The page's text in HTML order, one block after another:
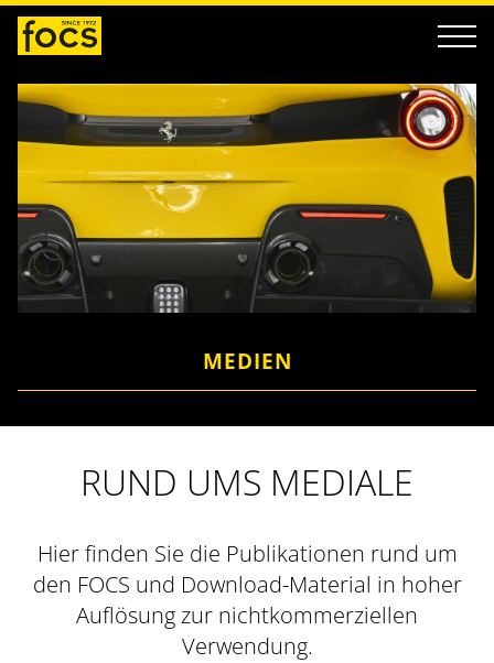
MEDIEN
RUND UMS MEDIALE
Hier finden Sie die Publikationen rund um
den FOCS und Download-Material in hoher
Auflösung zur nichtkommerziellen
Verwendung.